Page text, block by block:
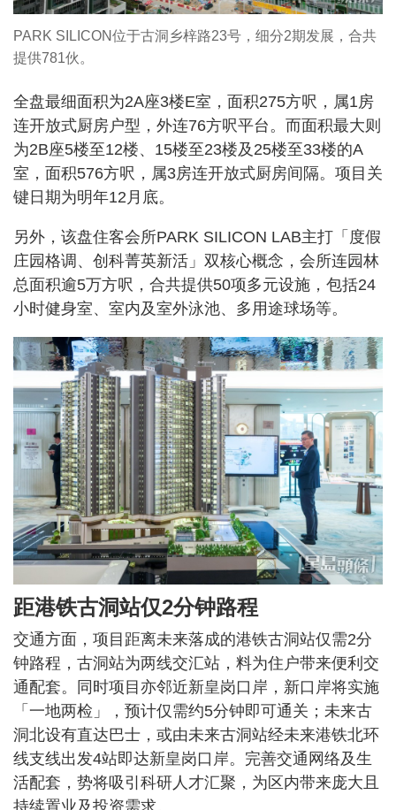
PARK SILICON位于古洞乡梓路23号，细分2期发展，合共
提供781伙。
全盘最细面积为2A座3楼E室，面积275方呎，属1房
连开放式厨房户型，外连76方呎平台。而面积最大则
为2B座5楼至12楼、15楼至23楼及25楼至33楼的A
室，面积576方呎，属3房连开放式厨房间隔。项目关
键日期为明年12月底。
另外，该盘住客会所PARK SILICON LAB主打「度假
庄园格调、创科菁英新活」双核心概念，会所连园林
总面积逾5万方呎，合共提供50项多元设施，包括24
小时健身室、室内及室外泳池、多用途球场等。
距港铁古洞站仅2分钟路程
交通方面，项目距离未来落成的港铁古洞站仅需2分
钟路程，古洞站为两线交汇站，料为住户带来便利交
通配套。同时项目亦邻近新皇岗口岸，新口岸将实施
「一地两检」，预计仅需约5分钟即可通关；未来古
洞北设有直达巴士，或由未来古洞站经未来港铁北环
线支线出发4站即达新皇岗口岸。完善交通网络及生
活配套，势将吸引科研人才汇聚，为区内带来庞大且